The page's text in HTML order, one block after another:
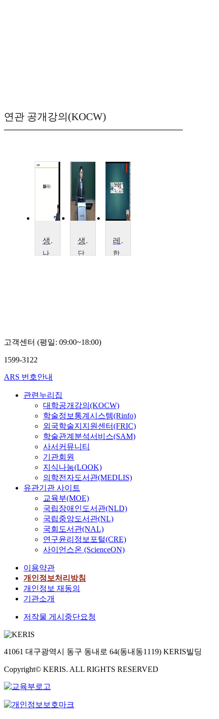
연관 공개강의(KOCW)
생활체육론
나
생활체육지도론
단
레크리에이션
한
고객센터 (평일: 09:00~18:00)
1599-3122
ARS 번호안내
관련누리집
대학공개강의(KOCW)
학술정보통계시스템(Rinfo)
외국학술지지원센터(FRIC)
학술관계분석서비스(SAM)
사서커뮤니티
기관회원
지식나눔(LOOK)
의학전자도서관(MEDLIS)
유관기관 사이트
교육부(MOE)
국립장애인도서관(NLD)
국립중앙도서관(NL)
국회도서관(NAL)
연구윤리정보포털(CRE)
사이언스온 (ScienceON)
이용약관
개인정보처리방침
개인정보 재동의
기관소개
저작물 게시중단요청
41061 대구광역시 동구 동내로 64(동내동1119) KERIS빌딩
Copyright© KERIS. ALL RIGHTS RESERVED